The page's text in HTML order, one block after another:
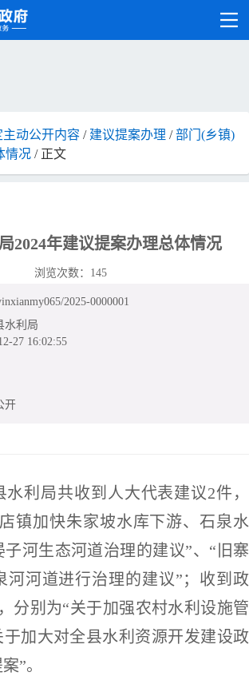
主动公开内容 / 建议提案办理 /部门(乡镇)
情况 / 正文
2024年建议提案办理总体情况
浏览次数： 145
2025-0000001
水利局
27 16:02:55
开
水利局共收到人大代表建议2件，
镇加快朱家坡水库下游、石泉水
河生态河道治理的建议”、“旧寨
河河道进行治理的建议”；收到政
分别为“关于加强农村水利设施管
于加大对全县水利资源开发建设政
”。